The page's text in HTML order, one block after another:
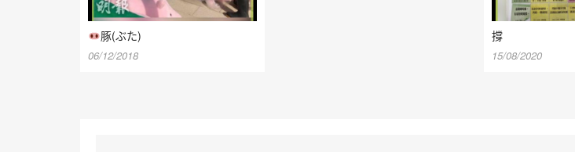
豚(ぶた)
06/12/2018
撐
15/08/2020